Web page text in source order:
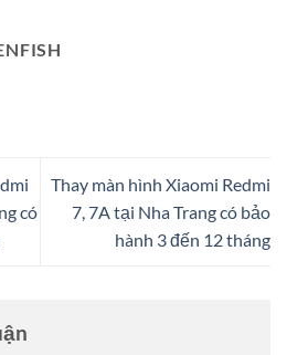
có
Thay màn hình Xiaomi Redmi
7, 7A tại Nha Trang có bảo
hành 3 đến 12 tháng